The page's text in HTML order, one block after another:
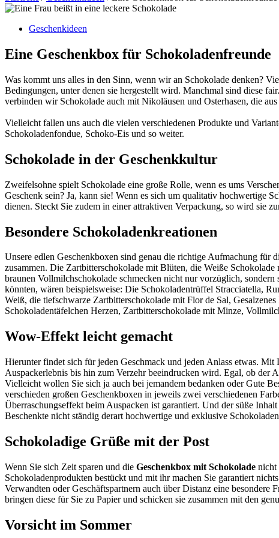
Geschenkideen
Eine Geschenkbox für Schokoladenfreunde
Was kommt uns alles in den Sinn, wenn wir an Schokolade denken?
Bedingungen, unter denen sie hergestellt wird. Manchmal sind diese
verbinden wir Schokolade auch mit Nikoläusen und Osterhasen, die
Vielleicht fallen uns auch die vielen verschiedenen Produkte und
Schokoladenfondue, Schoko-Eis und so weiter.
Schokolade in der Geschenkkultur
Zweifelsohne spielt Schokolade eine große Rolle, wenn es ums
Geschenk sein? Ja, kann sie! Wenn es sich um qualitativ hochwertige
dienen. Steckt Sie zudem in einer attraktiven Verpackung, so wird sie
Besondere Schokoladenkreationen
Unsere edlen Geschenkboxen sind genau die richtige Aufmachung für
zusammen. Die Zartbitterschokolade mit Blüten, die Weiße
braunen Vollmilchschokolade schmecken nicht nur vorzüglich, sondern
könnten, wären beispielsweise: Die Schokoladentrüffel Stracciatella,
Weiß, die tiefschwarze Zartbitterschokolade mit Flor de Sal,
Schokoladentäfelchen Herzen, Zartbitterschokolade mit Minze,
Wow-Effekt leicht gemacht
Hierunter findet sich für jeden Geschmack und jeden Anlass etwas.
Auspackerlebnis bis hin zum Verzehr beeindrucken wird. Egal, ob der
Vielleicht wollen Sie sich ja auch bei jemandem bedanken oder Gute
verschieden großen Geschenkboxen in jeweils zwei verschiedenen
Überraschungseffekt beim Auspacken ist garantiert. Und der süße
Beschenkte nicht ständig derart hochwertige und exklusive
Schokoladige Grüße mit der Post
Wenn Sie sich Zeit sparen und die Geschenkbox mit Schokolade nicht
Schokoladenprodukten bestückt und mit ihr machen Sie garantiert
Verwandten oder Geschäftspartnern auch über Distanz eine
bringen diese für Sie zu Papier und schicken sie zusammen mit den
Vorsicht im Sommer